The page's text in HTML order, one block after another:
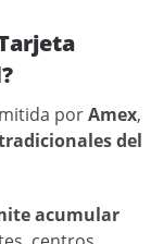
porAmex,
del
acumular